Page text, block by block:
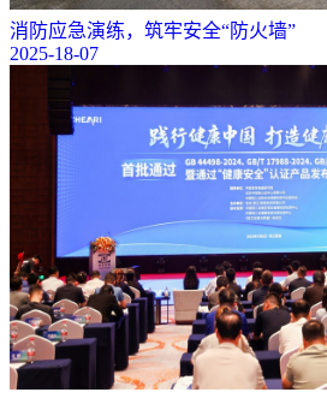
消防应急演练，筑牢安全“防火墙”
2025-18-07